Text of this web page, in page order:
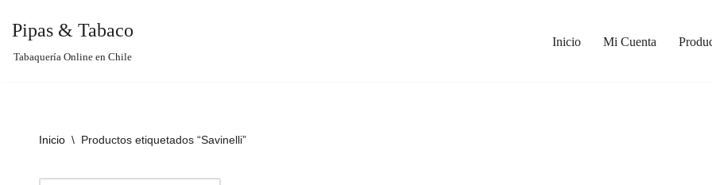
Saltar
Pipas & Tabaco
Tabaquería Online en Chile
Inicio Mi Cuenta
Inicio \ Productos etiquetados “Savinelli”